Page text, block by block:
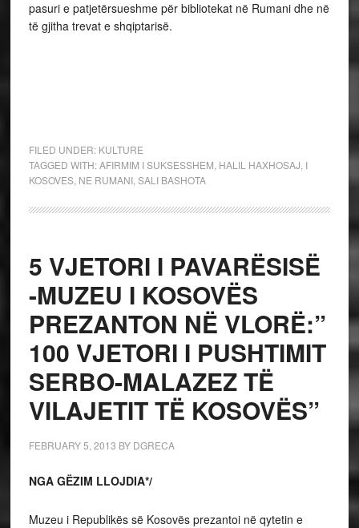
pasuri e patjetërsueshme për bibliotekat në Rumani dhe në
të gjitha trevat e shqiptarisë.
FILED UNDER: KULTURE
TAGGED WITH:AFIRMIM I SUKSESSHEM HALIL HAXHOSAJ I
KOSOVES, NE RUMANI, SALI BASHOTA
5 VJETORI I PAVARËSISË
-MUZEU I KOSOVËS
PREZANTON NË VLORË:”
100 VJETORI I PUSHTIMIT
SERBO-MALAZEZ TË
VILAJETIT TË KOSOVËS”
FEBRUARY 5, 2013 BY DGRECA
NGA GËZIM LLOJDIA*/
Muzeu i Republikës së Kosovës prezantoi në qytetin e